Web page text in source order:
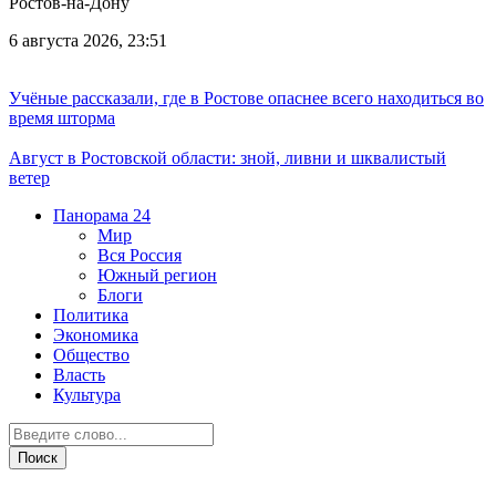
6 августа 2026, 23:51
Учёные рассказали, где в Ростове опаснее всего находиться во
время шторма
Август в Ростовской области: зной, ливни и шквалистый
ветер
Панорама 24
Мир
Вся Россия
Южный регион
Блоги
Политика
Экономика
Общество
Власть
Культура